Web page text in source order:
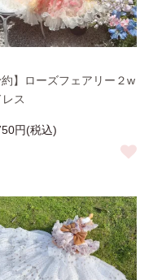
約】ローズフェアリー２w
ス
円(税込)